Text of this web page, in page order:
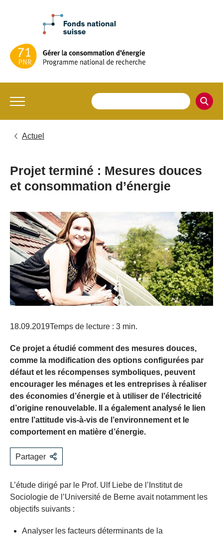
Actuel
Projet terminé : Mesures douces
et consommation d’énergie
18.09.2019Temps de lecture : 3 min.
Ce projet a étudié comment des mesures douces,
comme la modification des options configurées par
défaut et les récompenses symboliques, peuvent
encourager les ménages et les entreprises à réaliser
des économies d’énergie et à utiliser de l’électricité
d’origine renouvelable. Il a également analysé le lien
entre l’attitude vis-à-vis de l’environnement et le
comportement en matière d’énergie.
Partager
L’étude dirigé par le Prof. Ulf Liebe de l’Institut de
Sociologie de l’Université de Berne avait notamment les
objectifs suivants :
Analyser les facteurs déterminants de la